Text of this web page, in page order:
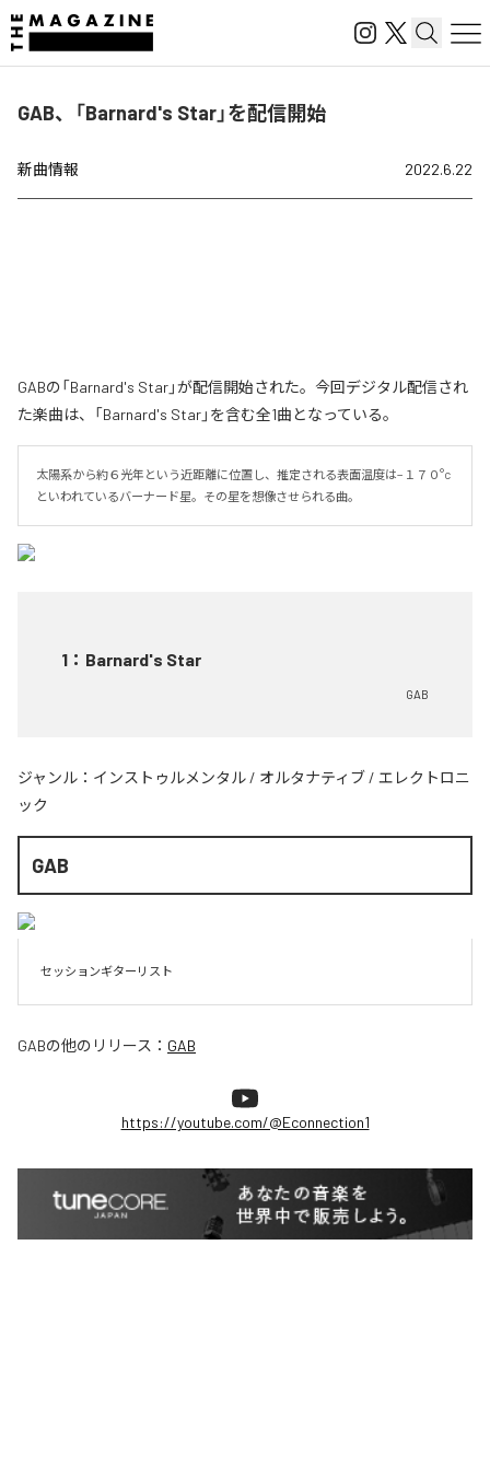
GAB、「Barnard's Star」を配信開始
新曲情報 2022.6.22
GABの「Barnard's Star」が配信開始された。今回デジタル配信され
た楽曲は、「Barnard's Star」を含む全1曲となっている。
太陽系から約６光年という近距離に位置し、推定される表面温度は−１７０°c
といわれているバーナード星。その星を想像させられる曲。
1 ： Barnard's Star
GAB
ジャンル： インストゥルメンタル / オルタナティブ / エレクトロニ
ック
GAB
セッションギターリスト
GABの他のリリース： GAB
https://youtube.com/@Econnection1